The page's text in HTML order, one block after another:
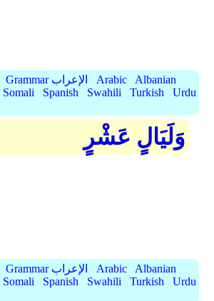
Grammar الإعراب Arabic
Albanian
Somali Spanish Swahili Turkish
Urdu
وَلَيَالٍ عَشْرٍ
Grammar الإعراب Arabic
Albanian
Somali Spanish Swahili Turkish
Urdu